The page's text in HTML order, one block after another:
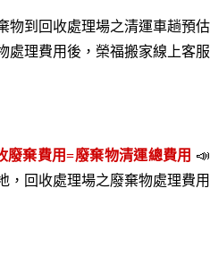
物到回收處理場之清運車趟預估
處理費用後，榮福搬家線上客服
棄費用=廢棄物清運總費用 📣
， 回收處理場之廢棄物處理費用